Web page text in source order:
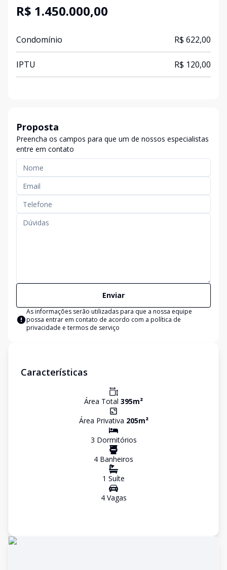
R$ 1.450.000,00
Condomínio R$ 622,00
IPTU R$ 120,00
Proposta
Preencha os campos para que um de nossos especialistas
entre em contato
Enviar
As informações serão utilizadas para que a nossa equipe
possa entrar em contato de acordo com a política de
privacidade e termos de serviço
Características
Área Total 395m²
Área Privativa 205m²
3 Dormitórios
4 Banheiros
1 Suíte
4Vagas